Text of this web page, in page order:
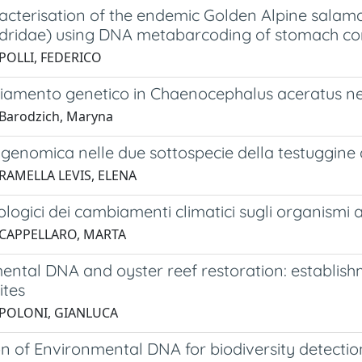
of the endemic Golden Alpine
using DNA metabarcoding of stomach
FEDERICO
genetico in Chaenocephalus aceratus
Maryna
nelle due sottospecie della
LEVIS, ELENA
dei cambiamenti climatici sugli organismi
MARTA
DNA and oyster reef restoration:
GIANLUCA
of Environmental DNA for biodiversity